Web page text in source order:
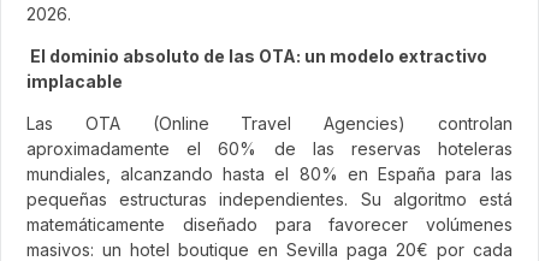
2026.
El dominio absoluto de las OTA: un modelo extractivo
implacable
Las OTA (Online Travel Agencies) controlan
aproximadamente el 60% de las reservas hoteleras
mundiales, alcanzando hasta el 80% en España para las
pequeñas estructuras independientes. Su algoritmo está
matemáticamente diseñado para favorecer volúmenes
masivos: un hotel boutique en Sevilla paga 20€ por cada